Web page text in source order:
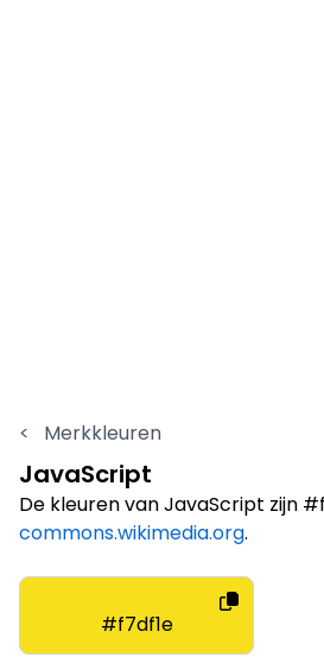
< Merkkleuren
JavaScript
De kleuren van JavaScript zijn
commons.wikimedia.org.
#f7df1e